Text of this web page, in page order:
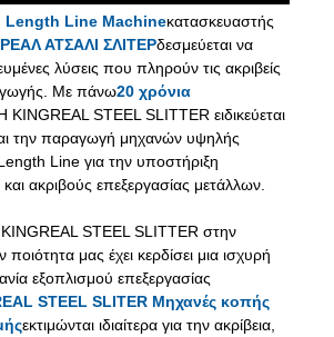
Length Line Machineκατασκευαστής
ΑΤΣΑΛΙ ΣΛΙΤΕΡδεσμεύεται να
λύσεις που πληρούν τις ακριβείς
Με πάνω20 χρόνια
Η KINGREAL STEEL SLITTER ειδικεύεται
την παραγωγή μηχανών υψηλής
Line για την υποστήριξη
ακριβούς επεξεργασίας μετάλλων.
STEEL SLITTER στην
ποιότητα μας έχει κερδίσει μια ισχυρή
εξοπλισμού επεξεργασίας
STEEL SLITER Μηχανές κοπής
εκτιμώνται ιδιαίτερα για την ακρίβεια,